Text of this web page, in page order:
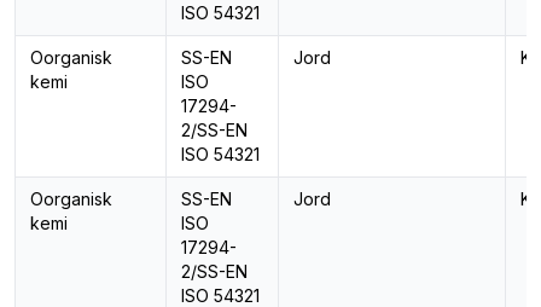
ISO 54321
Oorganisk
kemi
SS-EN
ISO
17294-
2/SS-EN
ISO 54321
Jord
Oorganisk
kemi
SS-EN
ISO
17294-
2/SS-EN
ISO 54321
Jord